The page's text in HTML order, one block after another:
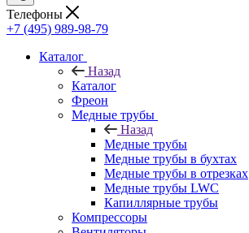
Телефоны
+7 (495) 989-98-79
Каталог
Назад
Каталог
Фреон
Медные трубы
Назад
Медные трубы
Медные трубы в бухтах
Медные трубы в отрезках
Медные трубы LWC
Капиллярные трубы
Компрессоры